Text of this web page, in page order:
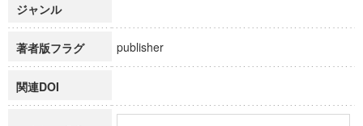
ジャンル
著者版フラグ publisher
関連DOI